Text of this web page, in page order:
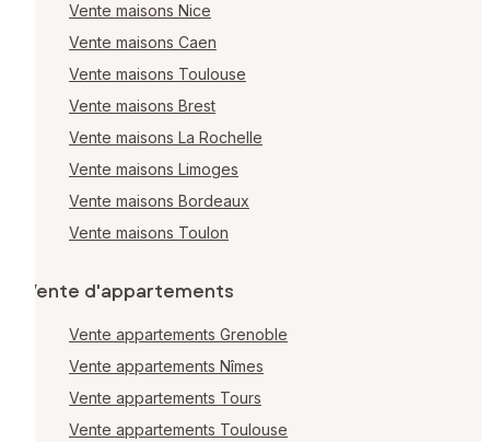
Vente maisons Nice
Vente maisons Caen
Vente maisons Toulouse
Vente maisons Brest
Vente maisons La Rochelle
Vente maisons Limoges
Vente maisons Bordeaux
Vente maisons Toulon
Vente d'appartements
Vente appartements Grenoble
Vente appartements Nîmes
Vente appartements Tours
Vente appartements Toulouse